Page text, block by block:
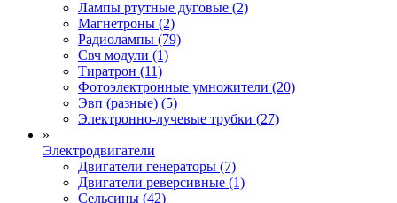
Лампы ртутные дуговые (2)
Магнетроны (2)
Радиолампы (79)
Свч модули (1)
Тиратрон (11)
Фотоэлектронные умножители (20)
Эвп (разные) (5)
Электронно-лучевые трубки (27)
»
Электродвигатели
Двигатели генераторы (7)
Двигатели реверсивные (1)
Сельсины (42)